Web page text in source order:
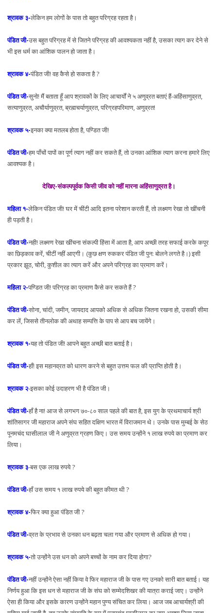
श्रावक ३-लेकिन हम लोगों के पास तो बहुत परिग्रह रहता है।
पंडित जी-उस बहुत परिग्रह में से जितने परिग्रह की आवश्यकता नहीं है, उसका त्याग कर देने से
भी इस धर्म का आंशिक पालन हो जाता है।
श्रावक ४-पंडित जी! वह कैसे हो सकता है ?
पंडित जी-सुनो! मैं बताता हूँ आप श्रावकों के लिए आचार्यों ने ५ अणुव्रत बताएं हैं-अहिंसाणुव्रत,
सत्याणुव्रत, अचौर्याणुव्रत, ब्रह्मचर्याणुव्रत, परिग्रहपरिमाण, अणुव्रत!
श्रावक ५-इनका क्या मतलब होता है, पण्डित जी!
पंडित जी-हम पाँचों पापों का पूर्ण त्याग नहीं कर सकते हैं, तो उनका आंशिक त्याग करना हमारे लिए
आवश्यक है।
देखिए-संकल्पपूर्वक किसी जीव को नहीं मारना अहिंसाणुव्रत है।
महिला १-लेकिन पंडित जी! घर में चींटी आदि इतना परेशान करती हैं, तो लक्ष्मण रेखा तो खींचनी
ही पड़ती है।
पंडित जी-नही! लक्ष्मण रेखा खींचना संकल्पी हिंसा में आता है, आप अच्छी तरह सफाई करके कपूर
का छिड़काव करें, चीटीं नहीं आएगी। (कुछ क्षण रुककर पंडित जी पुन: बोलने लगते है।) इसी
प्रकार झूठ, चोरी, कुशील का त्याग करें और अपने परिग्रह का प्रमाण करें।
महिला २-पण्डित जी! परिग्रह का प्रमाण कैसे कर सकते हैं ?
पंडित जी-सोना, चांदी, जमीन, जायदाद आपको अधिक से अधिक जितना रखना हो, उसकी सीमा
कर लें, जिससे तीनलोक की अथाह सम्पत्ति के पाप से आप बच जायेंगे।
श्रावक १-यह तो पंडित जी! आपने बहुत अच्छी बात बताई है।
पंडित जी-हाँ! इस महानव्रत को धारण करने से बहुत उत्तम फल की प्राप्ति होती है।
श्रावक २-इसका कोई उदाहरण भी है पंडित जी।
पंडित जी-हाँ है ना! आज से लगभग ७०-८० साल पहले की बात है, इस युग के प्रथमाचार्य श्री
शांतिसागर जी महाराज अपने संघ सहित दक्षिण भारत में विराजमान थे। उनके पास मुम्बई के सेठ
पूनमचंद घासीलाल जी ने अणुव्रत ग्रहण किए। उस समय उन्होंने १ लाख रुपये का प्रमाण कर
लिया।
श्रावक ३-बस एक लाख रुपये ?
पंडित जी-हाँ उस समय १ लाख रुपये की बहुत कीमत थी ?
श्रावक ४-फिर क्या हुआ पंडित जी ?
पंडित जी-व्रत के प्रभाव से उनका धन बढ़ता चला गया और प्रमाण से अधिक हो गया।
श्रावक ५-तो उन्होंने उस धन को अपने बच्चों के नाम कर दिया होगा?
पंडित जी-नहीं उन्होंने ऐसा नहीं किया वे फिर महाराज जी के पास गए उनको सारी बात बताई। यह
निर्णय हुआ कि इस धन से महाराज जी के संघ को सम्मेदशिखर की यात्रा कराई जाए। उन्होंने
ऐसा ही किया और इसके कारण उन्होंने महान पुण्य संचित कर लिया। आज जब आचार्यश्री की